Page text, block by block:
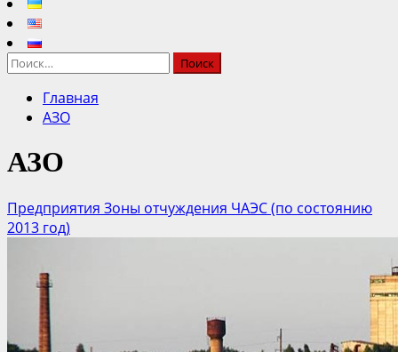
Найти:
Главная
АЗО
АЗО
Предприятия Зоны отчуждения ЧАЭС (по состоянию
2013 год)